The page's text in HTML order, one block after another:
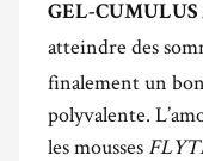
GEL-CUMULUS
atteindre des
finalement un
polyvalente.
les mousses